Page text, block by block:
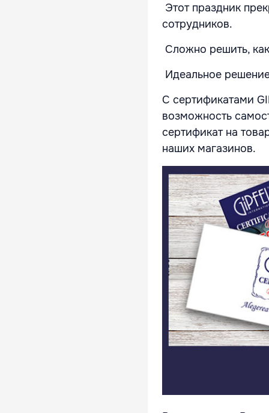
Этот праздник
сотрудников.
Сложно решить,
Идеальное
С сертификатами
возможность
сертификат на
наших магазинов.